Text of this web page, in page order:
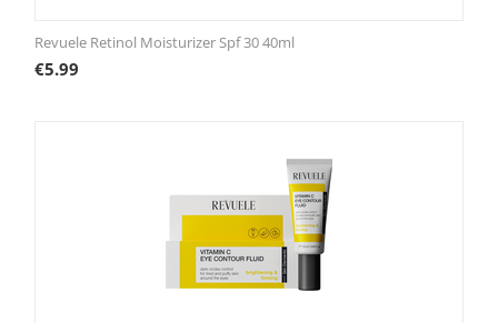
Revuele Retinol Moisturizer Spf 30 40ml
€5.99